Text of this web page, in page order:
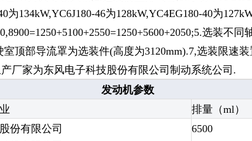
为134kW,YC6J180-46为128kW,YC4EG180-40为
选装不
顶部导流罩为选装件(高度为3120mm).7,选装限速
产厂家为东风电子科技股份有限公司制动系统公司.
发动机参数
排量（ml）
份有限公司
6500